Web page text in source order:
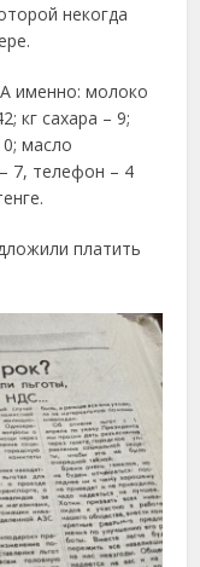
некогда
именно: молоко
кг сахара – 9;
масло
7, телефон – 4
платить